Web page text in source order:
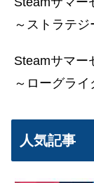
～ストラテジ
Steamサマ
～ローグライ
人気記事